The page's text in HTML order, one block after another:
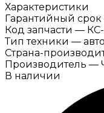
Характеристики
Гарантийный срок
Код запчасти —
Тип техники —
Страна-
Производитель —
В наличии